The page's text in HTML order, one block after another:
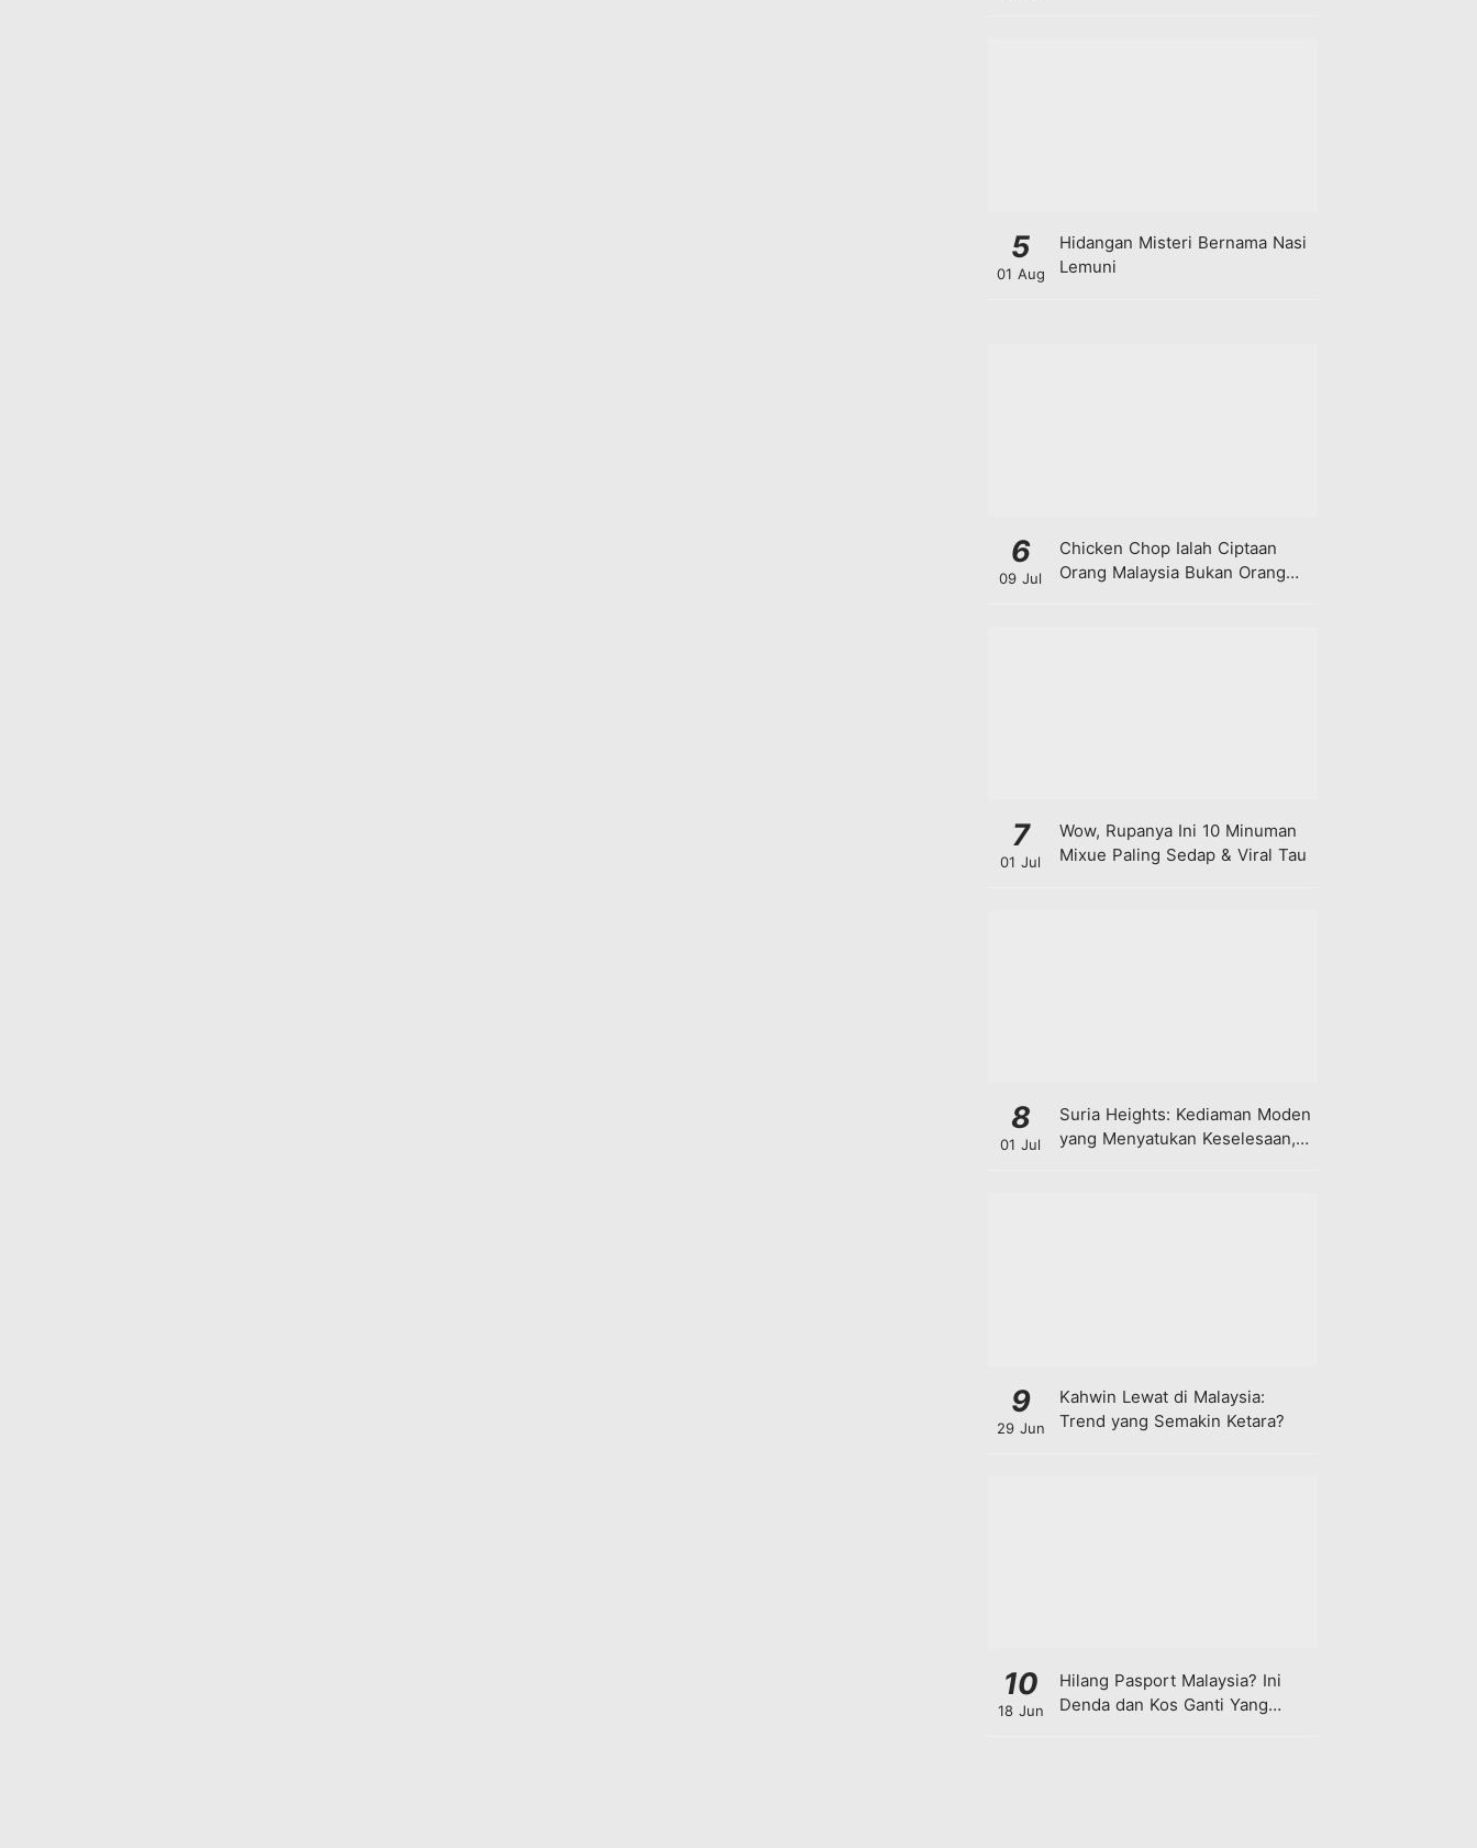
5
01 Aug
Hidangan Misteri Bernama Nasi
Lemuni
6
09 Jul
Chicken Chop Ialah Ciptaan
Orang Malaysia Bukan Orang
7
01 Jul
Wow, Rupanya Ini 10 Minuman
Mixue Paling Sedap & Viral Tau
8
01 Jul
Suria Heights: Kediaman Moden
yang Menyatukan Keselesaan,
9
29 Jun
Kahwin Lewat di Malaysia:
Trend yang Semakin Ketara?
10
18 Jun
Hilang Pasport Malaysia? Ini
Denda dan Kos Ganti Yang